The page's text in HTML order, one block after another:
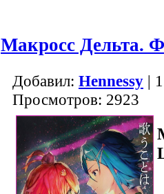
Макросс Дельта.
Добавил: Hennessy |
Просмотров: 2923